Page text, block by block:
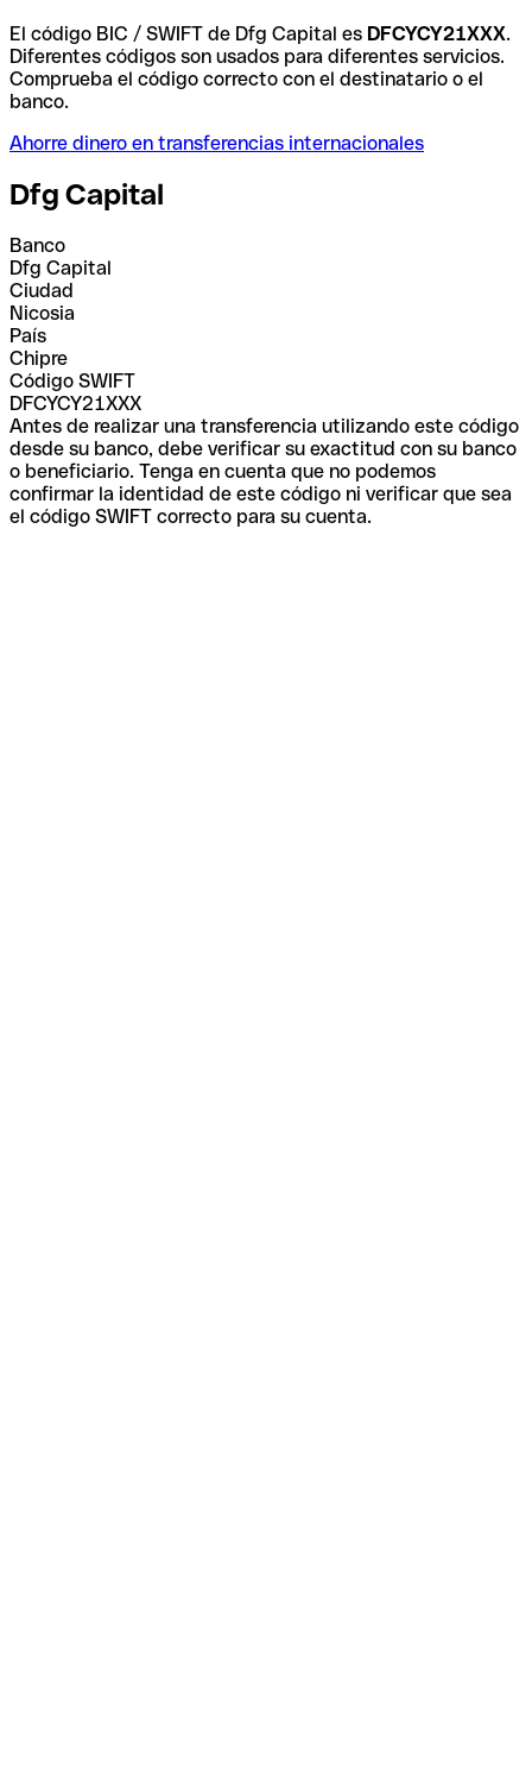
El código BIC / SWIFT de Dfg Capital es DFCYCY21XXX.
Diferentes códigos son usados para diferentes servicios.
Comprueba el código correcto con el destinatario o el
banco.
Ahorre dinero en transferencias internacionales
Dfg Capital
Banco
Dfg Capital
Ciudad
Nicosia
País
Chipre
Código SWIFT
DFCYCY21XXX
Antes de realizar una transferencia utilizando este código
desde su banco, debe verificar su exactitud con su banco
o beneficiario. Tenga en cuenta que no podemos
confirmar la identidad de este código ni verificar que sea
el código SWIFT correcto para su cuenta.